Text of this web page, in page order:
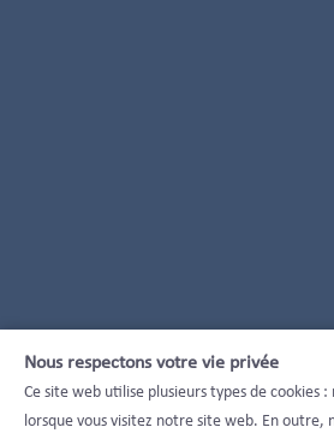
Nous respectons votre vie privée
Ce site web utilise plusieurs types de
lorsque vous visitez notre site web. En outre,